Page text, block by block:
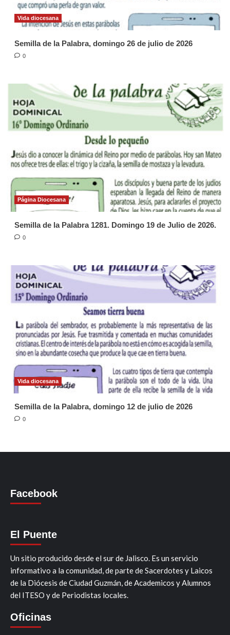
Vida diocesana
Semilla de la Palabra, domingo 26 de julio de 2026
0
Página Diocesana
Semilla de la Palabra 1281. Domingo 19 de Julio de 2026.
0
Vida diocesana
Semilla de la Palabra, domingo 12 de julio de 2026
0
Facebook
El Puente
Un sitio producido desde el sur de Jalisco. Es un servicio
informativo a la comunidad, de parte de Sacerdotes y Laicos
de la Diócesis de Ciudad Guzmán, de Academicos y Alumnos
del ITESO y de Periodistas locales.
Oficinas